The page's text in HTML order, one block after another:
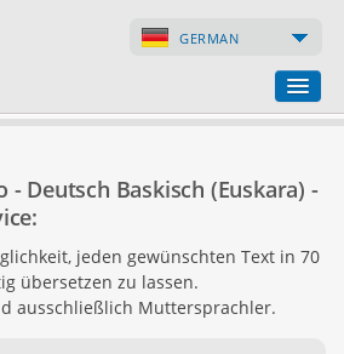
GERMAN
- Deutsch Baskisch (Euskara) -
jeden gewünschten Text in 70
übersetzen zu lassen.
ausschließlich Muttersprachler.